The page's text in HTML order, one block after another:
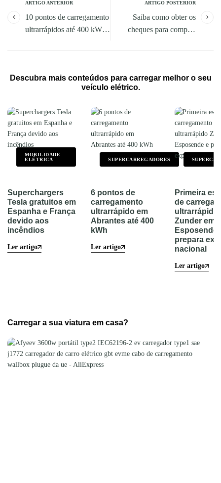
ARTIGO ANTERIOR
10 pontos de carregamento
ultrarrápidos até 400 kW
ARTIGO POSTERIOR
Saiba como obter os
cheques para comprar
Descubra mais conteúdos para carregar melhor o seu
veículo elétrico.
MOBILIDADE
ELÉTRICA
Superchargers
Tesla gratuitos em
Espanha e França
devido aos
incêndios
Ler artigo
SUPERCARREGADORES
6 pontos de
carregamento
ultrarrápido em
Abrantes até 400
kWh
Ler artigo
Primeira
de
ultrarrápido
Zunder em
Esposende
prepara
nacional
Ler artigo
Carregar a sua viatura em casa?